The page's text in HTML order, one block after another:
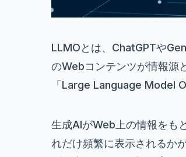
LLMOとは、ChatGPTや
のWebコンテンツが情報源
「Large Language Model
生成AIがWeb上の情報をも
れだけ頻繁に表示されるか